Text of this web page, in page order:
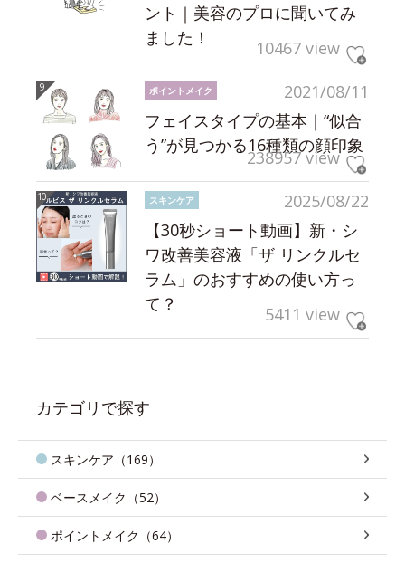
ント｜美容のプロに聞いてみ
ました！
10467 view
2021/08/11
ポイントメイク
フェイスタイプの基本｜“似合
う”が見つかる16種類の顔印象
238957 view
2025/08/22
スキンケア
【30秒ショート動画】新・シ
ワ改善美容液「ザ リンクルセ
ラム」のおすすめの使い方っ
て？
5411 view
カテゴリで探す
スキンケア（169）
ベースメイク（52）
ポイントメイク（64）